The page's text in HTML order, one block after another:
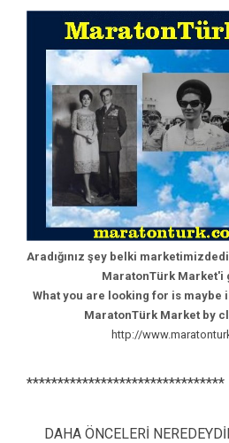
Aradığınız şey belki
MaratonTürk
What you are looking for is maybe
MaratonTürk Market by
http://
********************************
DAHA ÖNCELERİ